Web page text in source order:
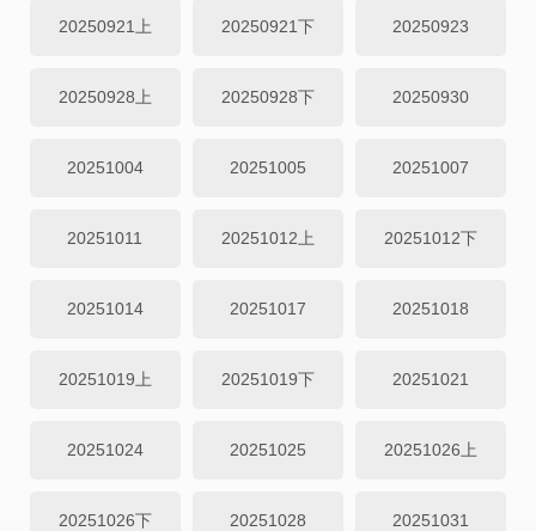
20250921上 20250921下 20250923
20250928上 20250928下 20250930
20251004 20251005 20251007
20251011 20251012上 20251012下
20251014 20251017 20251018
20251019上 20251019下 20251021
20251024 20251025 20251026上
20251026下 20251028 20251031